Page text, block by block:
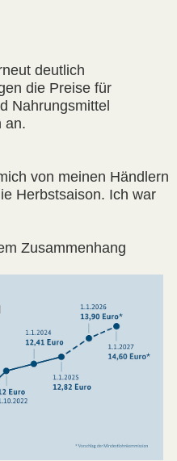
deutlich
die Preise für
Nahrungsmittel
an.
von meinen Händlern
Herbstsaison. Ich war
Zusammenhang